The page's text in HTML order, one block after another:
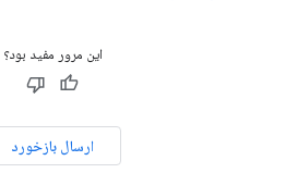
این مرور مفید بود؟
ارسال بازخورد